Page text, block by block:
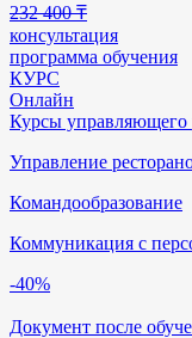
232 400 ₸
консультация
программа обучения
КУРС
Онлайн
Курсы управляющего
Управление
Командообразование
Коммуникация с
-40%
Документ после